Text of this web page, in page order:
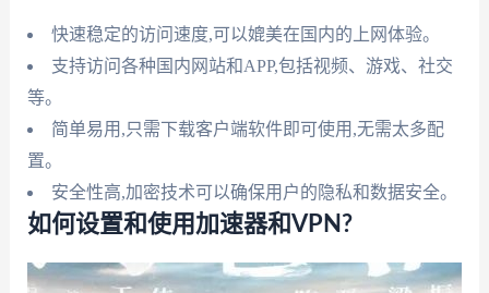
快速稳定的访问速度,可以媲美在国内的上网体验。
支持访问各种国内网站和APP,包括视频、游戏、社交
等。
简单易用,只需下载客户端软件即可使用,无需太多配
置。
安全性高,加密技术可以确保用户的隐私和数据安全。
如何设置和使用加速器和VPN?